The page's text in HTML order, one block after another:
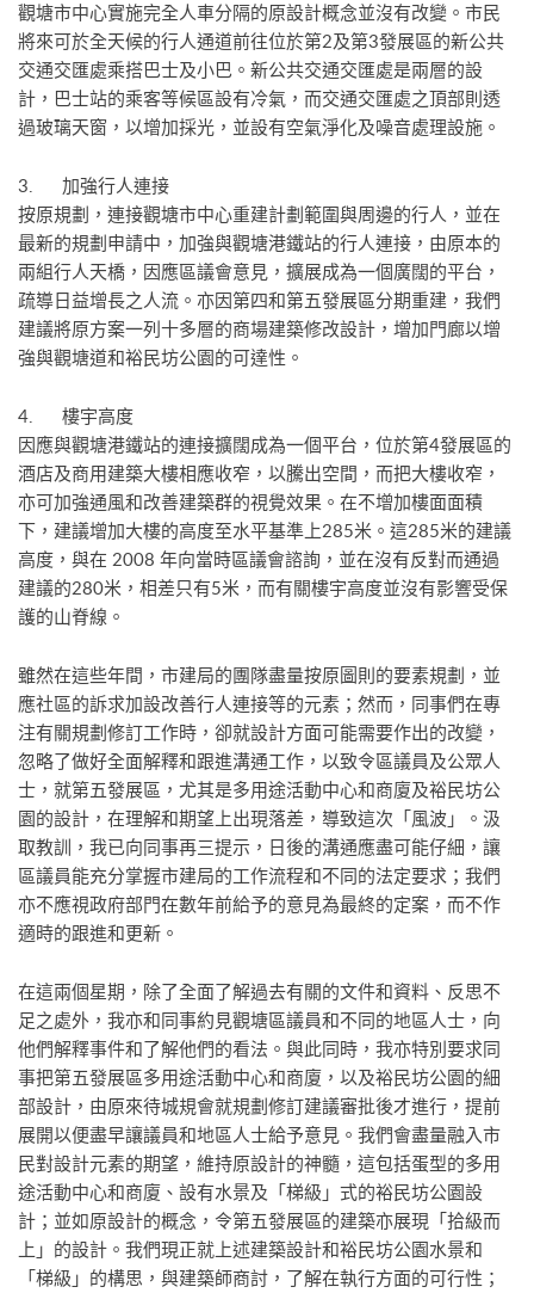
觀塘市中心實施完全人車分隔的原設計概念並沒有改變。市民
將來可於全天候的行人通道前往位於第2及第3發展區的新公共
交通交匯處乘搭巴士及小巴。新公共交通交匯處是兩層的設
計，巴士站的乘客等候區設有冷氣，而交通交匯處之頂部則透
過玻璃天窗，以增加採光，並設有空氣淨化及噪音處理設施。
3. 加強行人連接
按原規劃，連接觀塘市中心重建計劃範圍與周邊的行人，並在
最新的規劃申請中，加強與觀塘港鐵站的行人連接，由原本的
兩組行人天橋，因應區議會意見，擴展成為一個廣闊的平台，
疏導日益增長之人流。亦因第四和第五發展區分期重建，我們
建議將原方案一列十多層的商場建築修改設計，增加門廊以增
強與觀塘道和裕民坊公園的可達性。
4. 樓宇高度
因應與觀塘港鐵站的連接擴闊成為一個平台，位於第4發展區的
酒店及商用建築大樓相應收窄，以騰出空間，而把大樓收窄，
亦可加強通風和改善建築群的視覺效果。在不增加樓面面積
下，建議增加大樓的高度至水平基準上285米。這285米的建議
高度，與在 2008 年向當時區議會諮詢，並在沒有反對而通過
建議的280米，相差只有5米，而有關樓宇高度並沒有影響受保
護的山脊線。
雖然在這些年間，市建局的團隊盡量按原圖則的要素規劃，並
應社區的訴求加設改善行人連接等的元素；然而，同事們在專
注有關規劃修訂工作時，卻就設計方面可能需要作出的改變，
忽略了做好全面解釋和跟進溝通工作，以致令區議員及公眾人
士，就第五發展區，尤其是多用途活動中心和商廈及裕民坊公
園的設計，在理解和期望上出現落差，導致這次「風波」。汲
取教訓，我已向同事再三提示，日後的溝通應盡可能仔細，讓
區議員能充分掌握市建局的工作流程和不同的法定要求；我們
亦不應視政府部門在數年前給予的意見為最終的定案，而不作
適時的跟進和更新。
在這兩個星期，除了全面了解過去有關的文件和資料、反思不
足之處外，我亦和同事約見觀塘區議員和不同的地區人士，向
他們解釋事件和了解他們的看法。與此同時，我亦特別要求同
事把第五發展區多用途活動中心和商廈，以及裕民坊公園的細
部設計，由原來待城規會就規劃修訂建議審批後才進行，提前
展開以便盡早讓議員和地區人士給予意見。我們會盡量融入市
民對設計元素的期望，維持原設計的神髓，這包括蛋型的多用
途活動中心和商廈、設有水景及「梯級」式的裕民坊公園設
計；並如原設計的概念，令第五發展區的建築亦展現「拾級而
上」的設計。我們現正就上述建築設計和裕民坊公園水景和
「梯級」的構思，與建築師商討，了解在執行方面的可行性；